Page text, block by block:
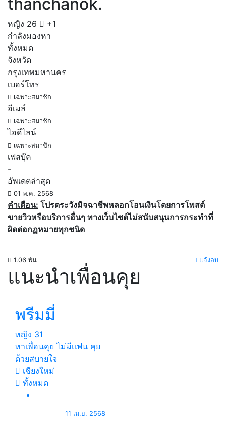
หญิง 26
+1
กำลังมองหา
ทั้งหมด
จังหวัด
กรุงเทพมหานคร
เบอร์โทร
เฉพาะสมาชิก
อีเมล์
เฉพาะสมาชิก
ไอดีไลน์
เฉพาะสมาชิก
เฟสบุ๊ค
-
อัพเดตล่าสุด
01 พ.ค. 2568
คำเตือน: โปรดระวังมิจฉาชีพหลอกโอนเงินโดยการโพสต์
ขายวิวหรือบริการอื่นๆ ทางเว็บไซต์ไม่สนับสนุนการกระทำที่
ผิดต่อกฏหมายทุกชนิด
1.06 พัน แจ้งลบ
แนะนำเพื่อนคุย
พรีมมี่
หญิง 31
หาเพื่อนคุย ไม่มีเเฟน คุย
ด้วยสบายใจ
เชียงใหม่
ทั้งหมด
11 เม.ย. 2568